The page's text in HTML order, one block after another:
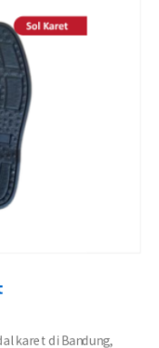
karet di Bandung,